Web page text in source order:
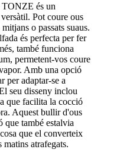
és un
Pot coure ous
o passats suaus.
és perfecta per fer
també funciona
permetent-vos coure
Amb una opció
per adaptar-se a
seu disseny inclou
que facilita la cocció
Aquest bullir d'ous
que també estalvia
que el converteix
atrafegats.